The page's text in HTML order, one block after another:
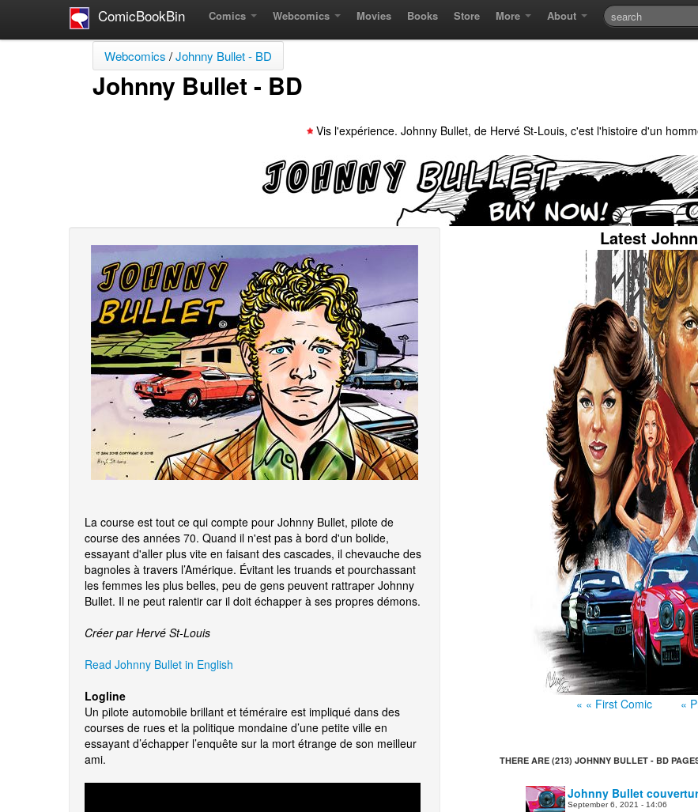
ComicBookBin Comics Webcomics Movies Books Store More About
Webcomics /Johnny Bullet - BD
Johnny Bullet - BD
Vis l'expérience. Johnny Bullet, de Hervé St-Louis, c'est l'histoire d'un
La course est tout ce qui compte pour Johnny Bullet, pilote de
course des années 70. Quand il n'est pas à bord d'un bolide,
essayant d'aller plus vite en faisant des cascades, il chevauche des
bagnoles à travers l’Amérique. Évitant les truands et pourchassant
les femmes les plus belles, peu de gens peuvent rattraper Johnny
Bullet. Il ne peut ralentir car il doit échapper à ses propres démons.
Créer par Hervé St-Louis
Read Johnny Bullet in English
Logline
Un pilote automobile brillant et téméraire est impliqué dans des
courses de rues et la politique mondaine d’une petite ville en
essayant d’échapper l’enquête sur la mort étrange de son meilleur
ami.
Latest
« « First Comic «
THERE ARE (213) JOHNNY BULLET - BD
Johnny Bullet
September 6, 2021 - 14:06